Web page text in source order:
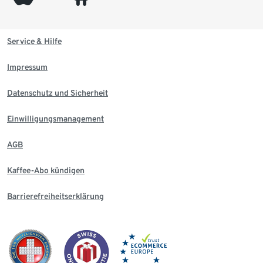
Service & Hilfe
Impressum
Datenschutz und Sicherheit
Einwilligungsmanagement
AGB
Kaffee-Abo kündigen
Barrierefreiheitserklärung